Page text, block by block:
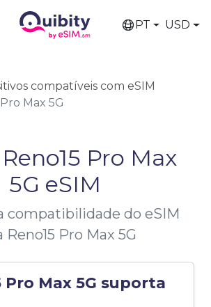
PT USD
compatíveis com eSIM
Max 5G
Pro Max
5G eSIM
compatibilidade do eSIM
Reno15 Pro Max 5G
Pro Max 5G suporta